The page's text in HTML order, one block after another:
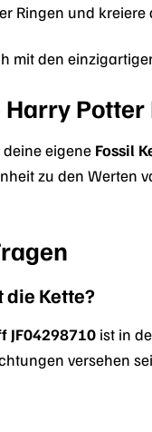
Ringen und
mit den
Harry
eigene Fossil
zu den Werten
Kette?
JF04298710 ist in
versehen